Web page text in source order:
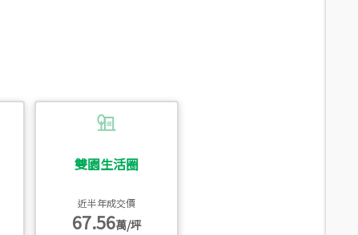
雙園生活圈
近半年成交價
67.56萬/坪